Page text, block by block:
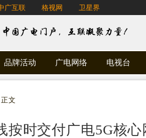
广互联 格视网 卫星界
品牌活动 广电网络 电视台
正文
按时交付广电5G核